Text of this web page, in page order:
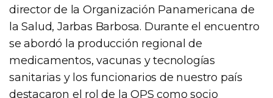
director de la Organización Panamericana de
la Salud, Jarbas Barbosa. Durante el encuentro
se abordó la producción regional de
medicamentos, vacunas y tecnologías
sanitarias y los funcionarios de nuestro país
destacaron el rol de la OPS como socio